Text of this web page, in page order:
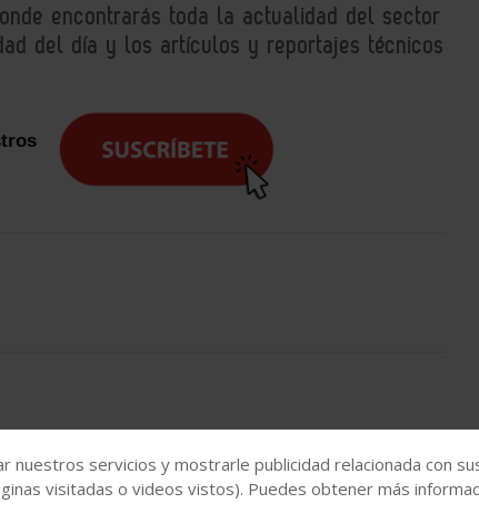
encontrarás toda la actualidad del sector
del día y los artículos y reportajes técnicos
nuestros servicios y mostrarle publicidad relacionada con
visitadas o videos vistos). Puedes obtener más